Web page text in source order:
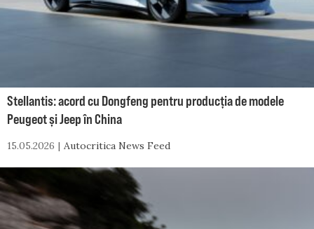
Stellantis: acord cu Dongfeng pentru producția de modele
Peugeot și Jeep în China
15.05.2026 Autocritica News Feed